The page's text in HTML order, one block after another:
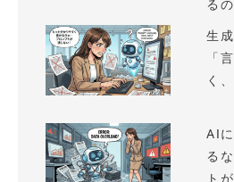
る
生
「
く
AI
る
ト